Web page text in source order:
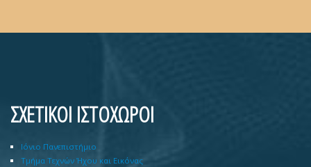
ΣΧΕΤΙΚΟΙ ΙΣΤΟΧΩΡΟΙ
Ιόνιο Πανεπιστήμιο
Τμήμα Τεχνών Ήχου και Εικόνας